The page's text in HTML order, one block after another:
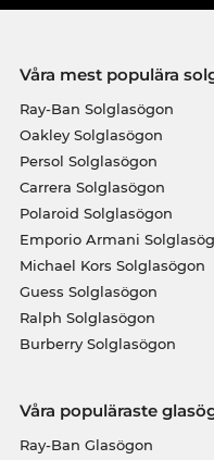
Våra mest populära
Ray-Ban Solglasögon
Oakley Solglasögon
Persol Solglasögon
Carrera Solglasögon
Polaroid Solglasögon
Emporio Armani
Michael Kors Solglasögon
Guess Solglasögon
Ralph Solglasögon
Burberry Solglasögon
Våra populäraste
Ray-Ban Glasögon